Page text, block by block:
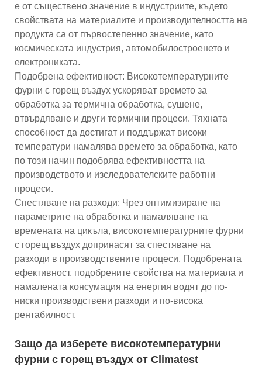
е от съществено значение в индустриите, където
свойствата на материалите и производителността на
продукта са от първостепенно значение, като
космическата индустрия, автомобилостроенето и
електрониката.
Подобрена ефективност: Високотемпературните
фурни с горещ въздух ускоряват времето за
обработка за термична обработка, сушене,
втвърдяване и други термични процеси. Тяхната
способност да достигат и поддържат високи
температури намалява времето за обработка, като
по този начин подобрява ефективността на
производството и изследователските работни
процеси.
Спестяване на разходи: Чрез оптимизиране на
параметрите на обработка и намаляване на
времената на цикъла, високотемпературните фурни
с горещ въздух допринасят за спестяване на
разходи в производствените процеси. Подобрената
ефективност, подобрените свойства на материала и
намалената консумация на енергия водят до по-
ниски производствени разходи и по-висока
рентабилност.
Защо да изберете високотемпературни
фурни с горещ въздух от Climatest